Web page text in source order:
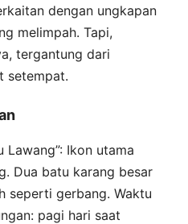
dengan ungkapan
melimpah. Tapi,
tergantung dari
setempat.
Lawang”: Ikon utama
Dua batu karang besar
seperti gerbang. Waktu
pagi hari saat